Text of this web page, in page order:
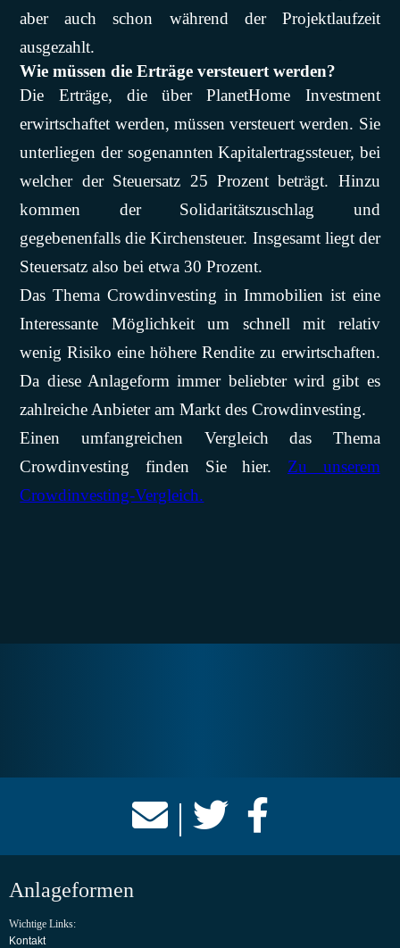
aber auch schon während der Projektlaufzeit
ausgezahlt.
Wie müssen die Erträge versteuert werden?
Die Erträge, die über PlanetHome Investment
erwirtschaftet werden, müssen versteuert werden. Sie
unterliegen der sogenannten Kapitalertragssteuer, bei
welcher der Steuersatz 25 Prozent beträgt. Hinzu
kommen der Solidaritätszuschlag und
gegebenenfalls die Kirchensteuer. Insgesamt liegt der
Steuersatz also bei etwa 30 Prozent.
Das Thema Crowdinvesting in Immobilien ist eine
Interessante Möglichkeit um schnell mit relativ
wenig Risiko eine höhere Rendite zu erwirtschaften.
Da diese Anlageform immer beliebter wird gibt es
zahlreiche Anbieter am Markt des Crowdinvesting.
Einen umfangreichen Vergleich das Thema
Crowdinvesting finden Sie hier. Zu unserem
Crowdinvesting-Vergleich.
|
Anlageformen
Wichtige Links:
Kontakt